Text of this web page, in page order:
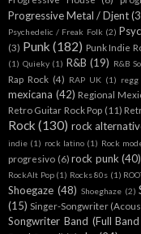
Progressive Metal / Djent
Psychedelic / Freak Folk (2)
(3) Punk (182) Punk Indie
(1) Quieky (1) R&B (19) R&B
Rap Rock (4) RAP UK (1) regg
mexicana (42) Regional
Retro Guitar Rock Pop (11)
Rock (130) rock
indie (1) rock latino (1) Rock
progresivo (6) rock punk (40)
RockAlt Pop (1) Rocks 80s (1)
Shoegaze (48) Shoeghaze (2)
(15) Singer-Songwriter
Songwriter Band (Full